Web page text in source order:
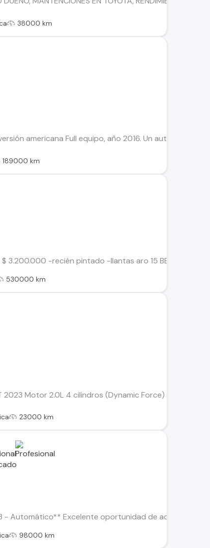
38000 km
americana Full equipo, año 2016. Un auto
189000 km
3.200.000 -recién pintado -llantas aro 15 BBs. -motor
530000 km
2023 Motor 2.0L 4 cilindros (Dynamic Force) 23.000
23000 km
- Automático** Excelente oportunidad de adquirir este
98000 km